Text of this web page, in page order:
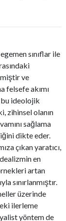
sınıflar ile
ve
felsefe akımı
ideolojik
zihinsel olanın
sağlama
dikte eder.
çıkan yaratıcı,
en
artan
sınırlanmıştır.
üzerinde
ilerleme
yöntem de